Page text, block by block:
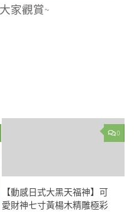
家觀賞~
0
【動感日式大黑天福神】可
愛財神七寸黃楊木精雕極彩